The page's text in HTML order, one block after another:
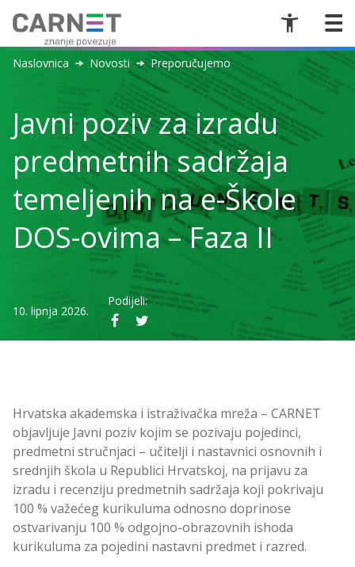
Naslovnica Novosti Preporučujemo
Javni poziv za izradu
predmetnih sadržaja
temeljenih na e-Škole
DOS-ovima – Faza II
10. lipnja 2026.
Podijeli:
Hrvatska akademska i istraživačka mreža – CARNET
objavljuje Javni poziv kojim se pozivaju pojedinci,
predmetni stručnjaci – učitelji i nastavnici osnovnih i
srednjih škola u Republici Hrvatskoj, na prijavu za
izradu i recenziju predmetnih sadržaja koji pokrivaju
100 % važećeg kurikuluma odnosno doprinose
ostvarivanju 100 % odgojno-obrazovnih ishoda
kurikuluma za pojedini nastavni predmet i razred.